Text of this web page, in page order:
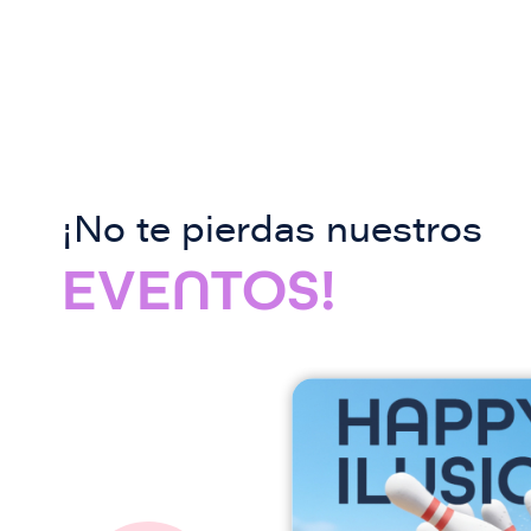
¡No te pierdas nuestros
EVENTOS!
I
g